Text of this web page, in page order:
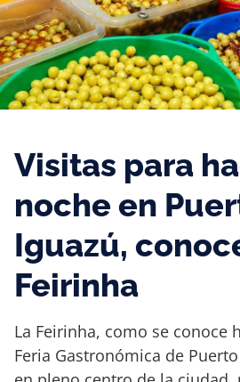
Visitas para
noche en
Iguazú,
Feirinha
La Feirinha, como se conoce
Feria Gastronómica de